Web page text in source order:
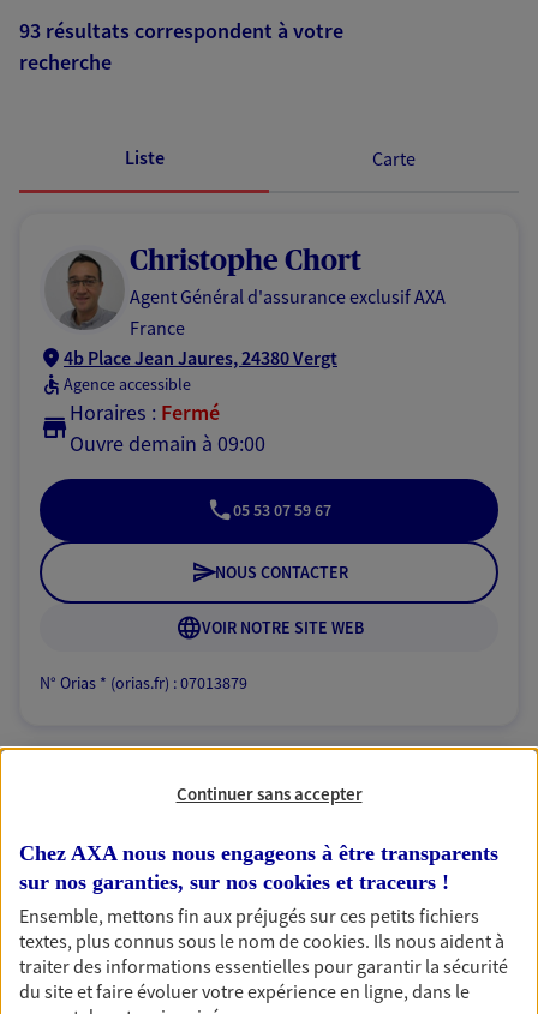
93 résultats correspondent à votre
recherche
Liste Carte
Christophe Chort
Agent Général d'assurance exclusif AXA
France
4b Place Jean Jaures, 24380 Vergt
Agence accessible
Horaires : Fermé
Ouvre demain à 09:00
05 53 07 59 67
NOUS CONTACTER
VOIR NOTRE SITE WEB
N° Orias * (orias.fr) : 07013879
Julien Mira
Conseiller AXA Epargne et Protection
24330 Boulazac Isle Manoire
06 71 66 60 72
Continuer sans accepter
Chez AXA nous nous engageons à être transparents
sur nos garanties, sur nos cookies et traceurs !
Ensemble, mettons fin aux préjugés sur ces petits fichiers
textes, plus connus sous le nom decookies. Ils nous aident à
traiter des informations essentielles pour garantir la sécurité
du site et faire évoluer votre expérience en ligne, dans le